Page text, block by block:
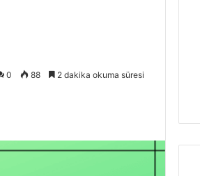
0 88 2 dakika okuma süresi